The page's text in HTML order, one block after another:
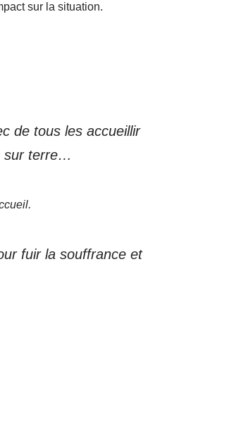
sur la situation.
de tous les accueillir
sur terre…
fuir la souffrance et